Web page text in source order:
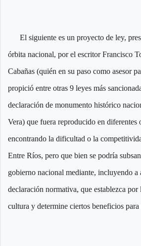
El siguiente es un proyecto de ley,
órbita nacional, por el escritor Francisco
Cabañas (quién en su paso como asesor
propició entre otras 9 leyes más
declaración de monumento histórico
Vera) que fuera reproducido en diferentes
encontrando la dificultad o la
Entre Ríos, pero que bien se podría
gobierno nacional mediante, incluyendo a
declaración normativa, que establezca
cultura y determine ciertos beneficios